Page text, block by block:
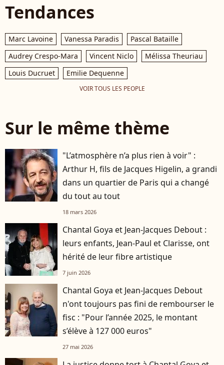
Tendances
Marc Lavoine Vanessa Paradis
Pascal Bataille
Audrey Crespo-Mara
Vincent Niclo
Mélissa Theuriau
Louis Ducruet
Emilie Dequenne
VOIR TOUS LES PEOPLE
Sur le même thème
"L’atmosphère n’a plus rien à voir" :
Arthur H, fils de Jacques Higelin, a grandi
dans un quartier de Paris qui a changé
du tout au tout
18 mars 2026
Chantal Goya et Jean-Jacques Debout :
leurs enfants, Jean-Paul et Clarisse, ont
hérité de leur fibre artistique
7 juin 2026
Chantal Goya et Jean-Jacques Debout
n'ont toujours pas fini de rembourser le
fisc : "Pour l’année 2025, le montant
s’élève à 127 000 euros"
27 mai 2026